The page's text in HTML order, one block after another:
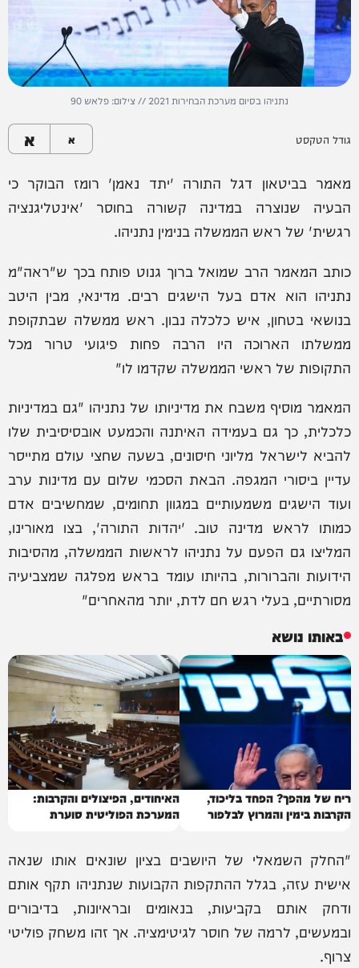
נתניהו בסיום מערכת הבחירות 2021 // צילום: פלאש 90
גודל הטקסט א א
מאמר בביטאון דגל התורה 'יתד נאמן' רומז הבוקר כי
הבעיה שנוצרה במדינה קשורה בחוסר 'אינטליגנציה
רגשית' של ראש הממשלה בנימין נתניהו.
כותב המאמר הרב שמואל ברוך גנוט פותח בכך ש"ראה"מ
נתניהו הוא אדם בעל הישגים רבים. מדינאי, מבין היטב
בנושאי בטחון, איש כלכלה נבון. ראש ממשלה שבתקופת
ממשלתו הארוכה היו הרבה פחות פיגועי טרור מכל
התקופות של ראשי הממשלה שקדמו לו"
המאמר מוסיף משבח את מדיניותו של נתניהו "גם במדיניות
כלכלית, כך גם בעמידה האיתנה והכמעט אובסיסיבית שלו
להביא לישראל מליוני חיסונים, בשעה שחצי עולם מתייסר
עדיין ביסורי המגפה. הבאת הסכמי שלום עם מדינות ערב
ועוד הישגים משמעותיים במגוון תחומים, שמחשיבים אדם
כמותו לראש מדינה טוב. 'יהדות התורה', בצו מאורינו,
המליצו גם הפעם על נתניהו לראשות הממשלה, מהסיבות
הידועות והברורות, בהיותו עומד בראש מפלגה שמצביעיה
מסורתיים, בעלי רגש חם לדת, יותר מהאחרים"
באותו נושא
ריח של מהפך? הפחד בליכוד,
הקרבות בימין והמרוץ לבלפור
האיחודים, הפיצולים והקרבות:
המערכת הפוליטית סוערת
"החלק השמאלי של היושבים בציון שונאים אותו שנאה
אישית עזה, בגלל ההתקפות הקבועות שנתניהו תקף אותם
ודחק אותם בקביעות, בנאומים ובראיונות, בדיבורים
ובמעשים, לרמה של חוסר לגיטימציה. אך זהו משחק פוליטי
צרוף.